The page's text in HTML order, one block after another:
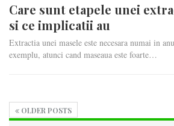
Care sunt etapele unei
si ce implicatii au
Extractia unei masele este necesara numai in
exemplu, atunci cand maseaua este foarte…
OLDER POSTS